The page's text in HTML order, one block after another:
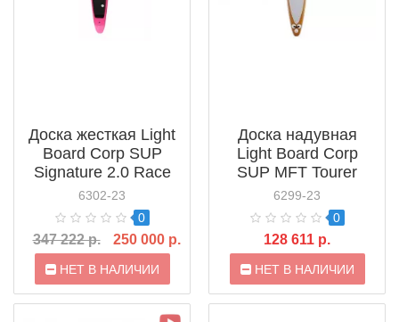
Доска жесткая Light
Board Corp SUP
Signature 2.0 Race
6302-23
0
347 222 р. 250 000 р.
НЕТ В НАЛИЧИИ
Доска надувная
Light Board Corp
SUP MFT Tourer
6299-23
0
128 611 р.
НЕТ В НАЛИЧИИ